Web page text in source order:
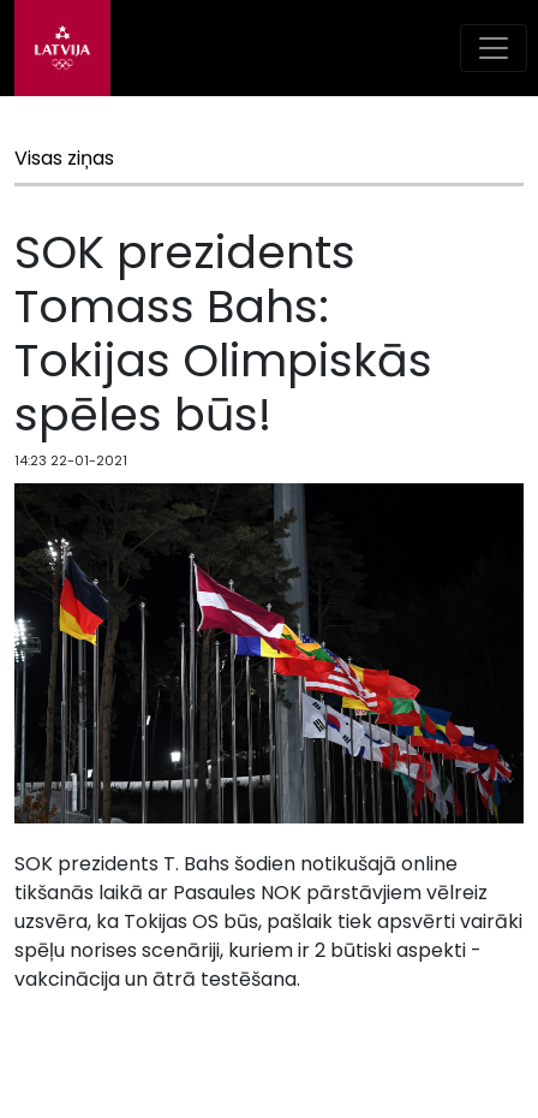
Visas ziņas
SOK prezidents
Tomass Bahs:
Tokijas Olimpiskās
spēles būs!
14:23 22-01-2021
SOK prezidents T. Bahs šodien notikušajā online
tikšanās laikā ar Pasaules NOK pārstāvjiem vēlreiz
uzsvēra, ka Tokijas OS būs, pašlaik tiek apsvērti vairāki
spēļu norises scenāriji, kuriem ir 2 būtiski aspekti -
vakcinācija un ātrā testēšana.